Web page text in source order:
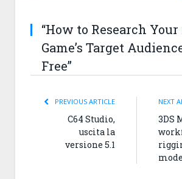
“How to Research
Game’s Target
Free”
PREVIOUS ARTICLE
C64 Studio,
uscita la
versione 5.1
NEXT
3DS